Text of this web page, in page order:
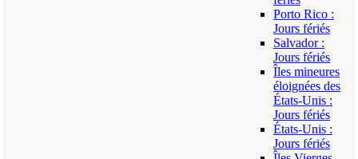
Porto Rico :
Jours fériés
Salvador :
Jours fériés
Îles mineures
éloignées des
États-Unis :
Jours fériés
États-Unis :
Jours fériés